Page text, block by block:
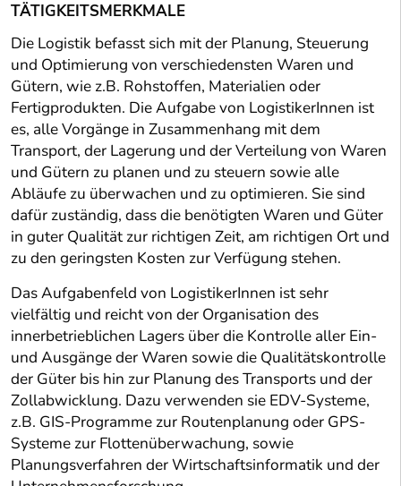
TÄTIGKEITSMERKMALE
Die Logistik befasst sich mit der Planung, Steuerung
und Optimierung von verschiedensten Waren und
Gütern, wie z.B. Rohstoffen, Materialien oder
Fertigprodukten. Die Aufgabe von LogistikerInnen ist
es, alle Vorgänge in Zusammenhang mit dem
Transport, der Lagerung und der Verteilung von Waren
und Gütern zu planen und zu steuern sowie alle
Abläufe zu überwachen und zu optimieren. Sie sind
dafür zuständig, dass die benötigten Waren und Güter
in guter Qualität zur richtigen Zeit, am richtigen Ort und
zu den geringsten Kosten zur Verfügung stehen.
Das Aufgabenfeld von LogistikerInnen ist sehr
vielfältig und reicht von der Organisation des
innerbetrieblichen Lagers über die Kontrolle aller Ein-
und Ausgänge der Waren sowie die Qualitätskontrolle
der Güter bis hin zur Planung des Transports und der
Zollabwicklung. Dazu verwenden sie EDV-Systeme,
z.B. GIS-Programme zur Routenplanung oder GPS-
Systeme zur Flottenüberwachung, sowie
Planungsverfahren der Wirtschaftsinformatik und der